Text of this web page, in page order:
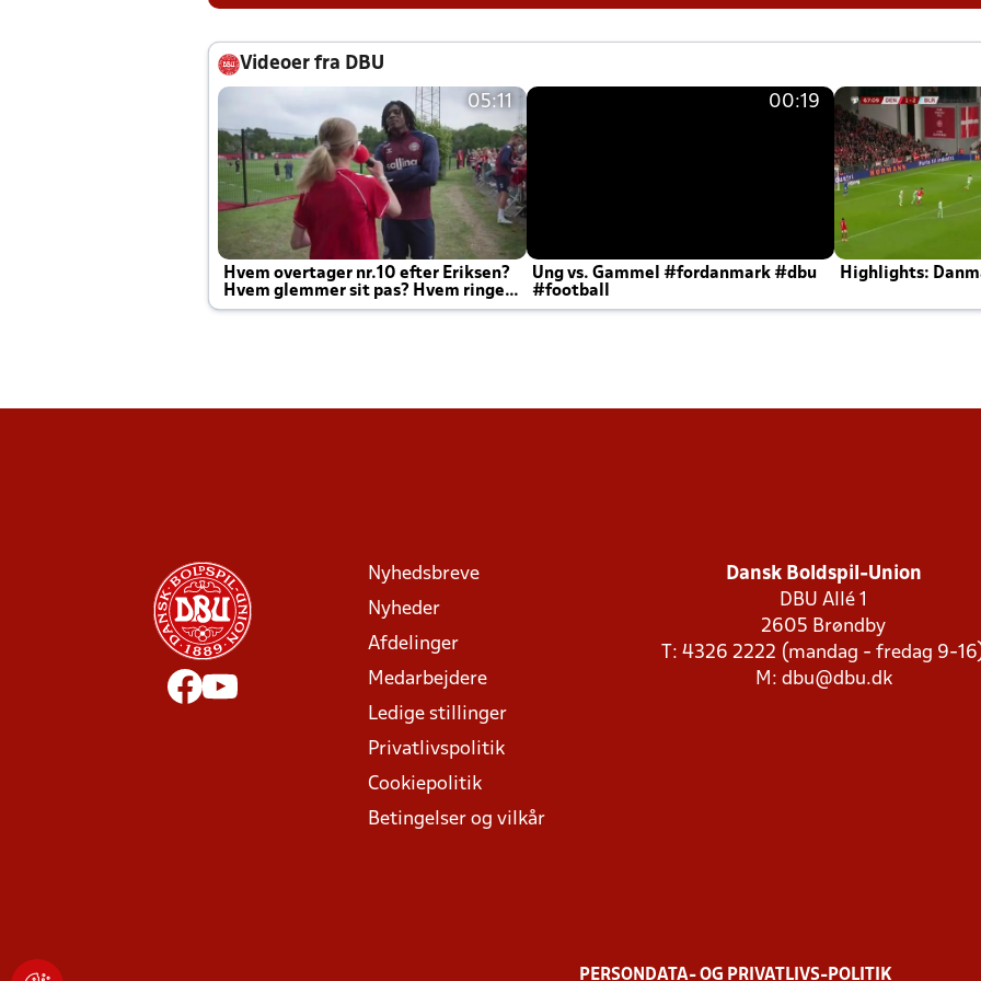
Videoer fra DBU
05:11
Hvem overtager nr.10 efter Eriksen?
Hvem glemmer sit pas? Hvem ringer
Joachim altid til efter kampe?
00:19
Ung vs. Gammel #fordanmark #dbu
#football
Highlights:
Nyhedsbreve
Nyheder
Afdelinger
Medarbejdere
Ledige stillinger
Privatlivspolitik
Cookiepolitik
Betingelser og vilkår
Dansk Boldspil-Union
DBU Allé 1
2605 Brøndby
T: 4326 2222 (mandag - fredag 9-
M: dbu@dbu.dk
PERSONDATA- OG PRIVATLIVS-POLITIK